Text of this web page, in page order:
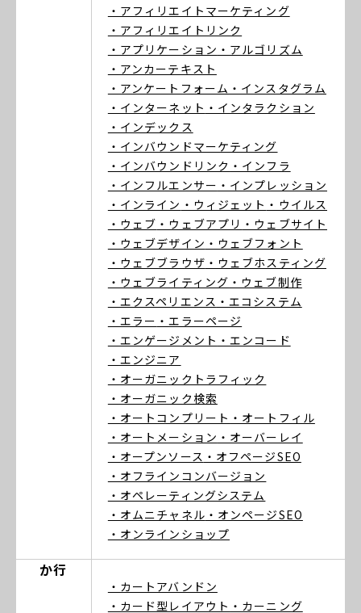
・アフィリエイトマーケティング
・アフィリエイトリンク
・アプリケーション ・アルゴリズム
・アンカーテキスト
・アンケートフォーム ・インスタグラム
・インターネット ・インタラクション
・インデックス
・インバウンドマーケティング
・インバウンドリンク ・インフラ
・インフルエンサー ・インプレッション
・インライン ・ウィジェット ・ウイルス
・ウェブ ・ウェブアプリ ・ウェブサイト
・ウェブデザイン ・ウェブフォント
・ウェブブラウザ ・ウェブホスティング
・ウェブライティング ・ウェブ制作
・エクスペリエンス ・エコシステム
・エラー ・エラーページ
・エンゲージメント ・エンコード
・エンジニア
・オーガニックトラフィック
・オーガニック検索
・オートコンプリート ・オートフィル
・オートメーション ・オーバーレイ
・オープンソース ・オフページSEO
・オフラインコンバージョン
・オペレーティングシステム
・オムニチャネル ・オンページSEO
・オンラインショップ
か行
・カートアバンドン
・カード型レイアウト ・カーニング